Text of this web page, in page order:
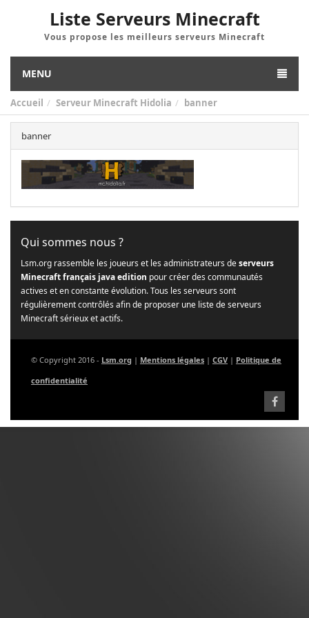
Liste Serveurs Minecraft
Vous propose les meilleurs serveurs Minecraft
MENU
Accueil Serveur Minecraft Hidolia banner
banner
Qui sommes nous ?
Lsm.org rassemble les joueurs et les administrateurs deserveurs
Minecraft français java edition pour créer des communautés
actives et en constante évolution. Tous les serveurs sont
régulièrement contrôlés afin de proposer une liste de serveurs
Minecraft sérieux et actifs.
© Copyright 2016 - Lsm.org | Mentions légales | CGV | Politique de
confidentialité